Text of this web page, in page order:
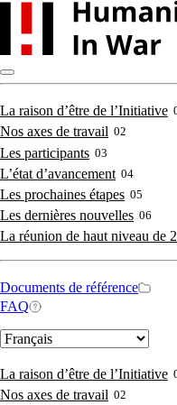
Skip
content
Main
navigation
La raison d’être de l’Initiative
Nos axes de travail 02
Les participants 03
L’état d’avancement 04
Les prochaines étapes 05
Les dernières nouvelles 06
La réunion de haut niveau de
Secondary
navigation
Documents de référence
FAQ
Select
your
language
Main
La raison d’être de l’Initiative
Nos axes de travail 02